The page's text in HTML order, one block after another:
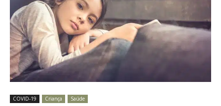
COVID-19 Criança Saúde